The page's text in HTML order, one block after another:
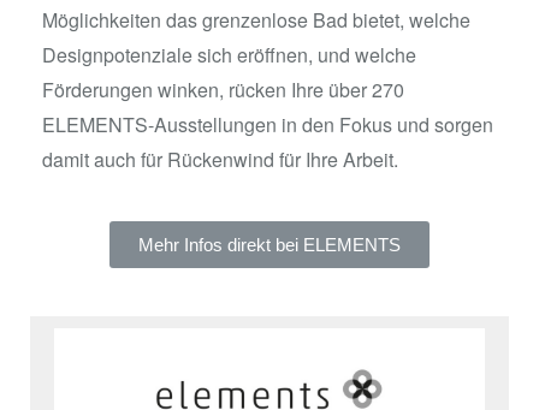
Möglichkeiten das grenzenlose Bad bietet, welche
Designpotenziale sich eröffnen, und welche
Förderungen winken, rücken Ihre über 270
ELEMENTS-Ausstellungen in den Fokus und sorgen
damit auch für Rückenwind für Ihre Arbeit.
Mehr Infos direkt bei ELEMENTS